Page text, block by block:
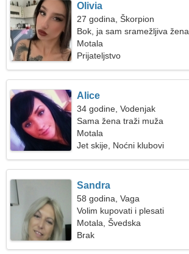
Olivia
27 godina, Škorpion
Bok, ja sam sramežljiva žena
Motala
Prijateljstvo
Alice
34 godine, Vodenjak
Sama žena traži muža
Motala
Jet skije, Noćni klubovi
Sandra
58 godina, Vaga
Volim kupovati i plesati
Motala, Švedska
Brak